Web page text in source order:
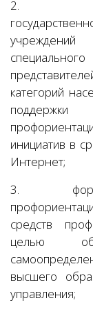
категорий
инициатив в
Интернет;
3.
средств
целью
высшего
управления;